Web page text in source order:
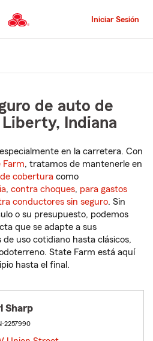
al
contenido
principal
Iniciar Sesión
de auto de
Indiana
en la carretera. Con
Farm, tratamos de mantenerle en
cobertura como
, contra choques, para gastos
conductores sin seguro. Sin
o su presupuesto, podemos
que se adapte a sus
uso cotidiano hasta clásicos,
State Farm está aquí
hasta el final.
Sharp
2257990